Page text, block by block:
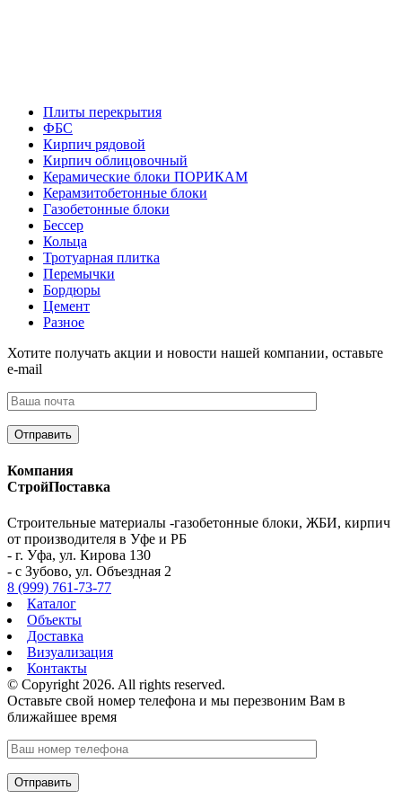
Плиты перекрытия
ФБС
Кирпич рядовой
Кирпич облицовочный
Керамические блоки ПОРИКАМ
Керамзитобетонные блоки
Газобетонные блоки
Бессер
Кольца
Тротуарная плитка
Перемычки
Бордюры
Цемент
Разное
Хотите получать акции и новости нашей компании, оставьте
e-mail
Компания
СтройПоставка
Строительные материалы -газобетонные блоки, ЖБИ, кирпич
от производителя в Уфе и РБ
- г. Уфа, ул. Кирова 130
- с Зубово, ул. Объездная 2
8 (999) 761-73-77
Каталог
Объекты
Доставка
Визуализация
Контакты
© Copyright 2026. All rights reserved.
Оставьте свой номер телефона и мы перезвоним Вам в
ближайшее время